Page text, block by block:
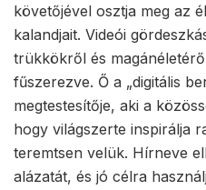
követőjével osztja meg az
kalandjait. Videói
trükkökről és
fűszerezve. Ő a „digitális
megtestesítője, aki a
hogy világszerte inspirálja
teremtsen velük. Hírneve
alázatát, és jó célra